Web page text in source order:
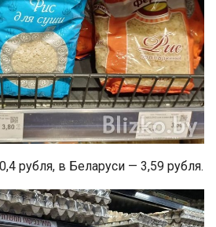
рубля, в Беларуси — 3,59 рубля.